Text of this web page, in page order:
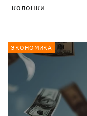
КОЛОНКИ
ЭКОНОМИКА